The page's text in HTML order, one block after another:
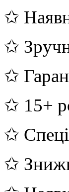
✩
✩
✩
✩ 15+
✩
✩